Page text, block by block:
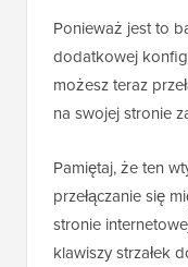
Ponieważ jest to
dodatkowej
możesz teraz
na swojej stronie
Pamiętaj, że ten
przełączanie się
stronie
klawiszy strzałek